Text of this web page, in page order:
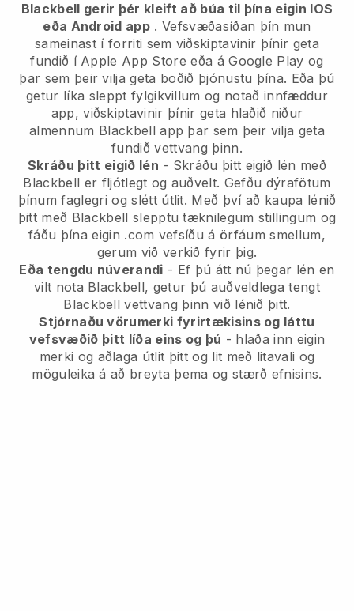
Blackbell gerir þér kleift að búa til þína eigin IOS
eða Android app . Vefsvæðasíðan þín mun
sameinast í forriti sem viðskiptavinir þínir geta
fundið í Apple App Store eða á Google Play og
þar sem þeir vilja geta boðið þjónustu þína. Eða þú
getur líka sleppt fylgikvillum og notað innfæddur
app, viðskiptavinir þínir geta hlaðið niður
almennum Blackbell app þar sem þeir vilja geta
fundið vettvang þinn.
Skráðu þitt eigið lén - Skráðu þitt eigið lén með
Blackbell er fljótlegt og auðvelt. Gefðu dýrafötum
þínum faglegri og slétt útlit. Með því að kaupa lénið
þitt með Blackbell slepptu tæknilegum stillingum og
fáðu þína eigin .com vefsíðu á örfáum smellum,
gerum við verkið fyrir þig.
Eða tengdu núverandi - Ef þú átt nú þegar lén en
vilt nota Blackbell, getur þú auðveldlega tengt
Blackbell vettvang þinn við lénið þitt.
Stjórnaðu vörumerki fyrirtækisins og láttu
vefsvæðið þitt líða eins og þú - hlaða inn eigin
merki og aðlaga útlit þitt og lit með litavali og
möguleika á að breyta þema og stærð efnisins.